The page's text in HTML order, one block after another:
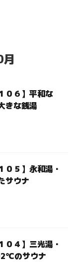
０６】平和な
きな銭湯
０５】永和湯・
サウナ
０４】三光湯・
のサウナ